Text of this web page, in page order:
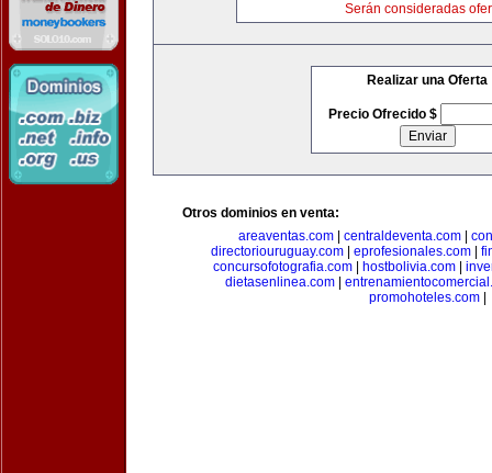
Serán consideradas
Realizar una Oferta
Precio Ofrecido $
Otros dominios en venta:
areaventas.com
centraldeventa.com
directoriouruguay.com
eprofesionales.com
concursofotografia.com| hostbolivia.com|
dietasenlinea.com|
promohoteles.com|